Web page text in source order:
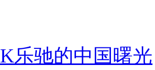
乐驰的中国曙光